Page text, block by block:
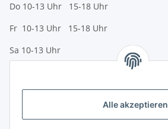
Alle akzeptieren
Do 10-13 Uhr 15-18 Uhr
Fr 10-13 Uhr 15-18 Uhr
Sa 10-13 Uhr
Vorkasse (per Bank-Überweisung)